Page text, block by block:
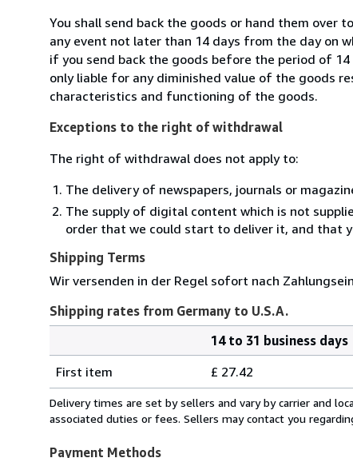
You shall send back the goods or hand them over
any event not later than 14 days from the day on
if you send back the goods before the period of
only liable for any diminished value of the goods
characteristics and functioning of the goods.
Exceptions to the right of withdrawal
The right of withdrawal does not apply to:
The delivery of newspapers, journals or
The supply of digital content which is not
order that we could start to deliver it, and that
Shipping Terms
Wir versenden in der Regel sofort nach
Shipping rates from Germany to U.S.A.
rates
from
Germany
U.S.A.
14 to 31 business days
First item
£ 27.42
Delivery times are set by sellers and vary by carrier and
associated duties or fees. Sellers may contact you
Payment Methods